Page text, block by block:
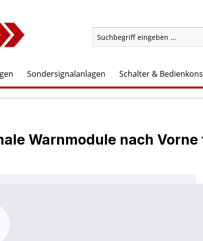
Sondersignalanlagen Schalter &
Warnmodule nach Vorne